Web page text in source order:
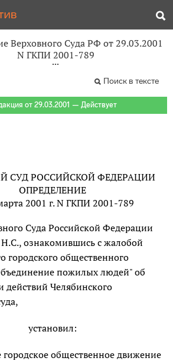
Верховного Суда РФ от 29.03.2001
N ГКПИ 2001-789
Поиск в тексте
от 29.03.2001 — Действует
СУД РОССИЙСКОЙ ФЕДЕРАЦИИ
ОПРЕДЕЛЕНИЕ
2001 г. N ГКПИ 2001-789
Суда Российской Федерации
ознакомившись с жалобой
городского общественного
пожилых людей" об
действий Челябинского
установил:
городское общественное движение